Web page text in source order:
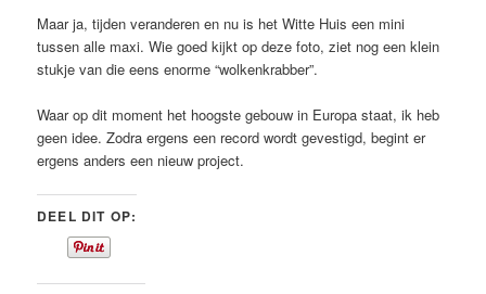
Maar ja, tijden veranderen en nu is het Witte Huis een mini
tussen alle maxi. Wie goed kijkt op deze foto, ziet nog een klein
stukje van die eens enorme “wolkenkrabber”.
Waar op dit moment het hoogste gebouw in Europa staat, ik heb
geen idee. Zodra ergens een record wordt gevestigd, begint er
ergens anders een nieuw project.
DEEL DIT OP: